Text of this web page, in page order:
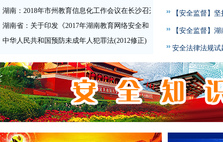
湖南：2018年市州教育信息化工作会议在长沙召开
湖南省：关于印发《2017年湖南教育网络安全和 信息化工作要点》的通
中华人民共和国预防未成年人犯罪法(2012修正)
会 【安全监督】
机制【安全监督】
管工作
安全法律法规